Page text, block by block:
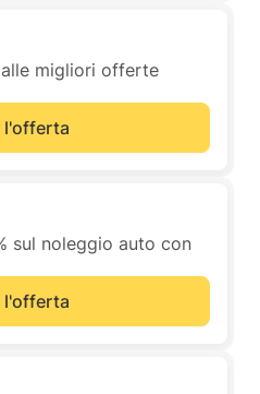
migliori offerte
l'offerta
sul noleggio auto con
l'offerta